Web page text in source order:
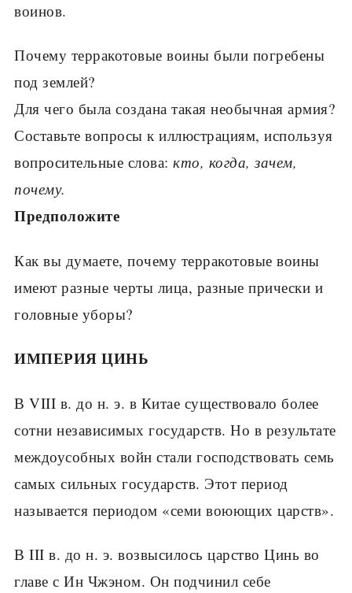
во­инов.
Почему терракотовые воины были погребены
под землей?
Для чего была создана такая необычная армия?
Составьте вопросы к ил­люстрациям, используя
вопросительные слова: кто, когда, зачем,
почему.
Предположите
Как вы думаете, поче­му терракотовые воины
имеют разные черты лица, разные прически и
голов­ные уборы?
ИМПЕРИЯ ЦИНЬ
В VIII в. до н. э. в Китае существовало более
сотни независимых государств. Но в результате
междоусобных войн стали господствовать семь
самых сильных госу­дарств. Этот период
называется периодом «семи воюющих царств».
В III в. до н. э. возвысилось царство Цинь во
главе с Ин Чжэном. Он подчинил себе